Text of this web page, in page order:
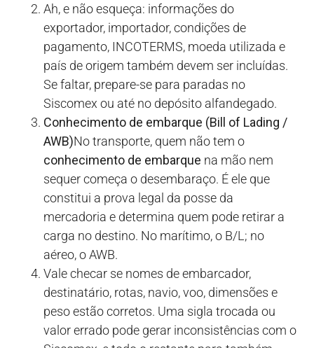
Ah, e não esqueça: informações do
exportador, importador, condições de
pagamento, INCOTERMS, moeda utilizada e
país de origem também devem ser incluídas.
Se faltar, prepare-se para paradas no
Siscomex ou até no depósito alfandegado.
Conhecimento de embarque (Bill of Lading /
AWB)No transporte, quem não tem o
conhecimento de embarque na mão nem
sequer começa o desembaraço. É ele que
constitui a prova legal da posse da
mercadoria e determina quem pode retirar a
carga no destino. No marítimo, o B/L; no
aéreo, o AWB.
Vale checar se nomes de embarcador,
destinatário, rotas, navio, voo, dimensões e
peso estão corretos. Uma sigla trocada ou
valor errado pode gerar inconsistências com o